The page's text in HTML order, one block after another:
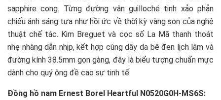
sapphire cong. Từng đường vân guilloché tinh xảo phản
chiếu ánh sáng tựa như hồi ức về thời kỳ vàng son của nghệ
thuật chế tác. Kim Breguet và cọc số La Mã thanh thoát
nhẹ nhàng dẫn nhịp, kết hợp cùng dây da bê đen lịch lãm và
đường kính 38.5mm gọn gàng, đây là biểu tượng chuẩn mực
dành cho quý ông đề cao sự tinh tế.
Đồng hồ nam Ernest Borel Heartful N0520G0H-MS6S: